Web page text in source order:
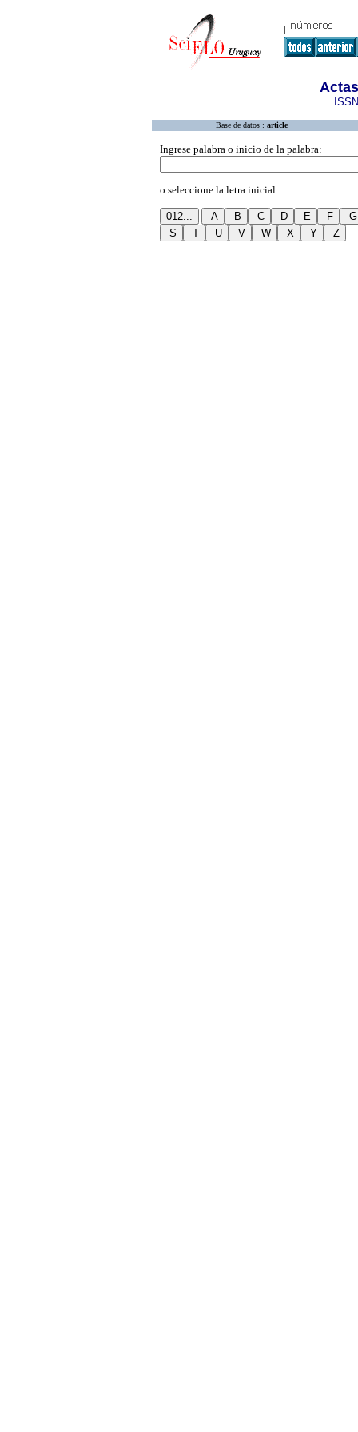
Base de datos : article
Ingrese palabra o inicio de la palabra:
o seleccione la letra inicial